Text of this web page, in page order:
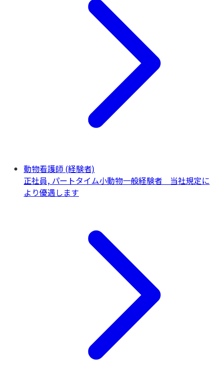
動物看護師 (経験者)
正社員, パートタイム小動物一般経験者 当社規定に
より優遇します